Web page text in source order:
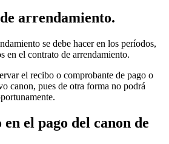
arrendamiento.
se debe hacer en los períodos,
en el contrato de arrendamiento.
el recibo o comprobante de pago o
canon, pues de otra forma no podrá
el pago del canon de